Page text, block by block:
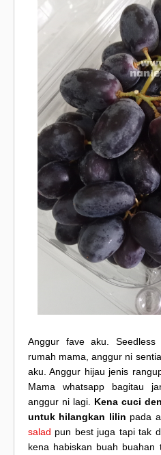
Anggur fave aku.
rumah mama, anggur ni
aku. Anggur hijau jenis
Mama whatsapp bagitau
anggur ni lagi. Kena cuci
untuk hilangkan lilin pada
salad pun best juga tapi tak
kena habiskan buah buahan